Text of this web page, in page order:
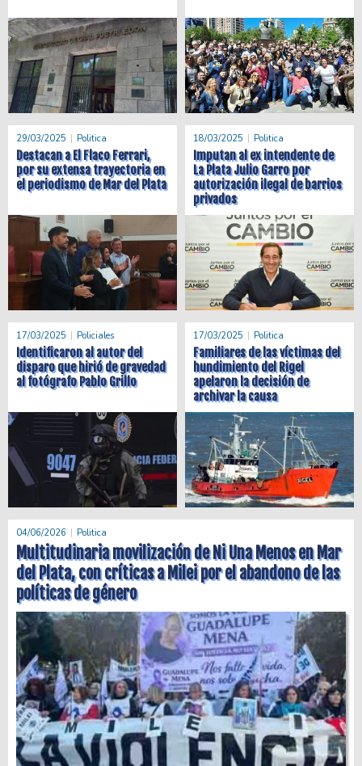
29/03/2025 Politica
Destacan a El Flaco Ferrari,
por su extensa trayectoria en
el periodismo de Mar del Plata
18/03/2025 Politica
Imputan al ex intendente de
La Plata Julio Garro por
autorización ilegal de barrios
privados
17/03/2025 Policiales
Identificaron al autor del
disparo que hirió de gravedad
al fotógrafo Pablo Grillo
17/03/2025 Politica
Familiares de las víctimas del
hundimiento del Rigel
apelaron la decisión de
archivar la causa
04/06/2026 Politica
Multitudinaria movilización de Ni Una Menos en Mar
del Plata, con críticas a Milei por el abandono de las
políticas de género